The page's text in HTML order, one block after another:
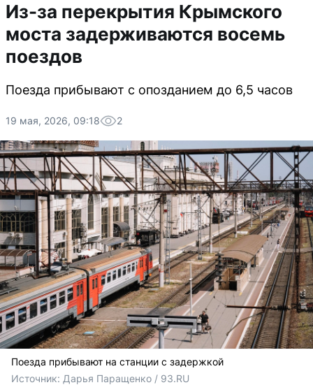
Из-за перекрытия Крымского
моста задерживаются восемь
поездов
Поезда прибывают с опозданием до 6,5 часов
19 мая, 2026, 09:18 2
Поезда прибывают на станции с задержкой
Источник: Дарья Паращенко / 93.RU